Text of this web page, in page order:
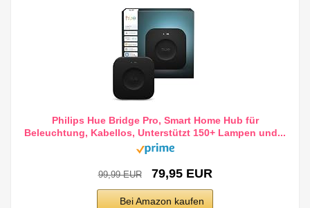
Philips Hue Bridge Pro, Smart Home Hub für
Beleuchtung, Kabellos, Unterstützt 150+ Lampen und...
99,99 EUR 79,95 EUR
Bei Amazon kaufen